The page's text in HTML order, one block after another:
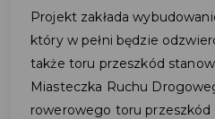
Projekt zakłada
który w pełni będzie
także toru przeszkód
Miasteczka Ruchu
rowerowego toru przeszkód